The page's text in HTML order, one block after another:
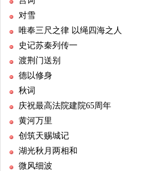
对雪
唯奉三尺之律 以绳四海之人
史记苏秦列传一
渡荆门送别
德以修身
秋词
庆祝最高法院建院65周年
黄河万里
创筑天赐城记
湖光秋月两相和
微风细波